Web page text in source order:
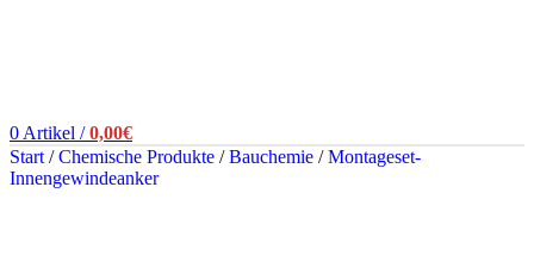
0 Artikel / 0,00€
Start / Chemische Produkte / Bauchemie / Montageset-
Innengewindeanker